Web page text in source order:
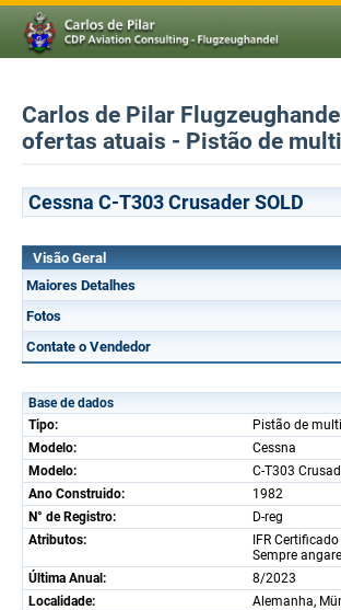
Carlos de Pilar
ofertas atuais - Pistão de
Cessna C-T303 Crusader SOLD
Visão Geral
Maiores Detalhes
Fotos
Contate o Vendedor
Base de dados
Tipo:
Pistão de
Modelo:
Cessna
Modelo:
C-T303
Ano Construido:
1982
N° de Registro:
D-reg
Atributos:
IFR Certificado
Sempre
Última Anual:
8/2023
Localidade:
Alemanha,